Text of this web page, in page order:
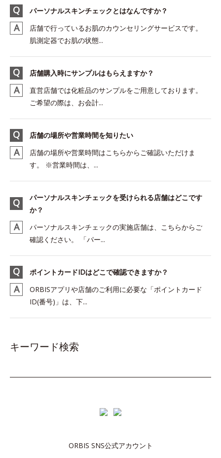
パーソナルスキンチェックとはなんですか？
店舗で行っているお肌のカウンセリングサービスです。
肌測定器でお肌の状態...
店舗購入時にサンプルはもらえますか？
直営店舗では化粧品のサンプルをご用意しております。
ご希望の際は、お会計...
店舗の場所や営業時間を知りたい
店舗の場所や営業時間はこちらからご確認いただけま
す。 ※営業時間は、...
パーソナルスキンチェックを受けられる店舗はどこです
か？
パーソナルスキンチェックの実施店舗は、こちらからご
確認ください。 「パー...
ポイントカードIDはどこで確認できますか？
ORBISアプリや店舗のご利用に必要な「ポイントカード
ID(番号)」は、下...
キーワード検索
ORBIS SNS公式アカウント